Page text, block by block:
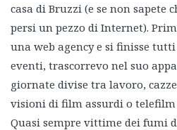
casa di Bruzzi (e se non sapete
persi un pezzo di Internet).
una web agency e si finisse
eventi, trascorrevo nel suo
giornate divise tra lavoro,
visioni di film assurdi o telefilm
Quasi sempre vittime dei fumi